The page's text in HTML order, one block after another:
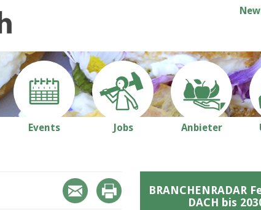
Events Jobs Anbieter
BRANCHENRADAR
DACH bis